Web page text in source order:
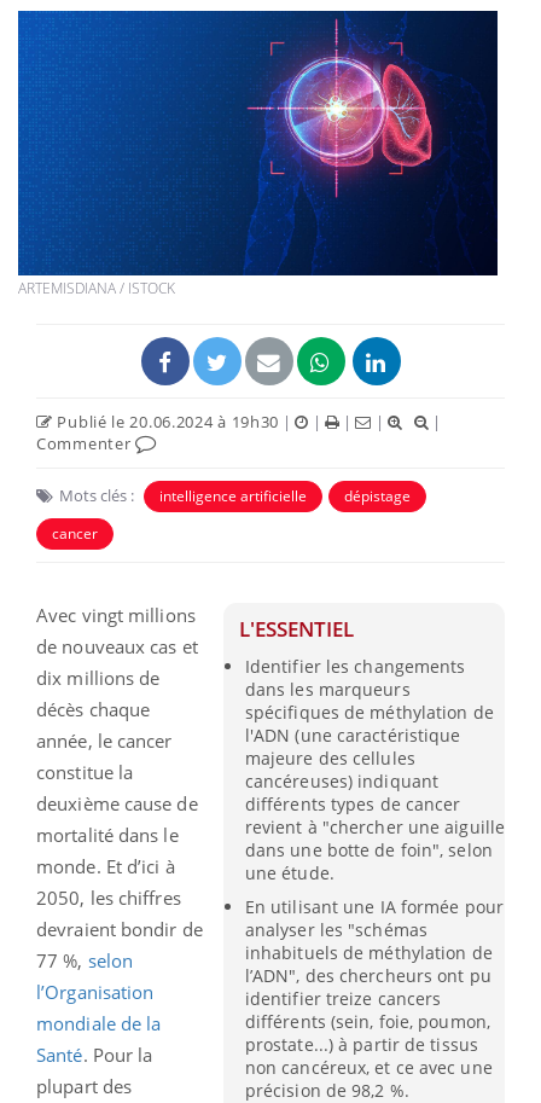
ARTEMISDIANA / ISTOCK
Publié le 20.06.2024 à 19h30 | | | |
|
Commenter
Mots clés : intelligence artificielle
dépistage
cancer
L'ESSENTIEL
Identifier les changements
dans les marqueurs
spécifiques de méthylation de
l'ADN (une caractéristique
majeure des cellules
cancéreuses) indiquant
différents types de cancer
revient à "chercher une aiguille
dans une botte de foin", selon
une étude.
En utilisant une IA formée pour
analyser les "schémas
inhabituels de méthylation de
l’ADN", des chercheurs ont pu
identifier treize cancers
différents (sein, foie, poumon,
prostate...) à partir de tissus
non cancéreux, et ce avec une
précision de 98,2 %.
Avec vingt millions
de nouveaux cas et
dix millions de
décès chaque
année, le cancer
constitue la
deuxième cause de
mortalité dans le
monde. Et d’ici à
2050, les chiffres
devraient bondir de
77 %, selon
l’Organisation
mondiale de la
Santé. Pour la
plupart des